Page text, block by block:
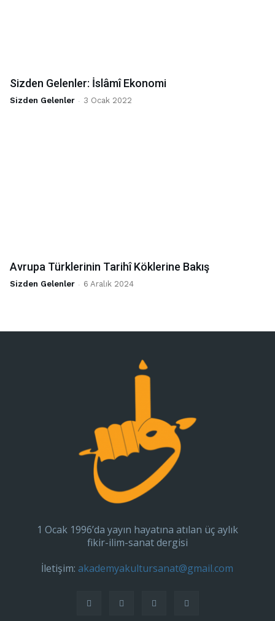
Sizden Gelenler: İslâmî Ekonomi
Sizden Gelenler - 3 Ocak 2022
Avrupa Türklerinin Tarihî Köklerine Bakış
Sizden Gelenler - 6 Aralık 2024
1 Ocak 1996’da yayın hayatına atılan üç aylık
fikir-ilim-sanat dergisi
İletişim:akademyakultursanat@gmail.com